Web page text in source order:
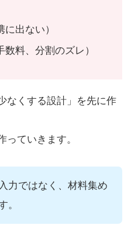
出ない）
料、分割のズレ）
なくする設計」を先に作
ていきます。
力ではなく、材料集め
。